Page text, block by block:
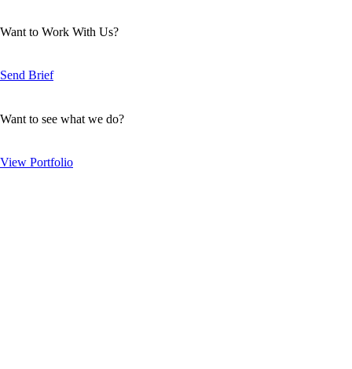
Want to Work With Us?
Send Brief
Want to see what we do?
View Portfolio